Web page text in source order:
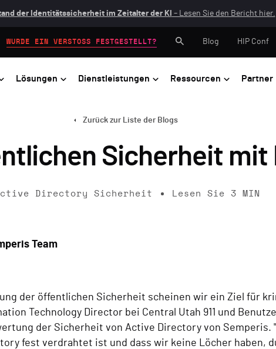
der Identitätssicherheit im Zeitalter der KI – Lesen Sie den Bericht hier.
Lösungen Dienstleistungen Ressourcen Partner
WURDE EIN VERSTOSS FESTGESTELLT? Blog HIP Conf
Zurück zur Liste der Blogs
Sicherheit mit
Directory Sicherheit Lesen Sie 3 MIN
Team
der öffentlichen Sicherheit scheinen wir ein Ziel für
Technology Director bei Central Utah 911 und
der Sicherheit von Active Directory von
fest verdrahtet ist und dass wir keine Löcher haben,